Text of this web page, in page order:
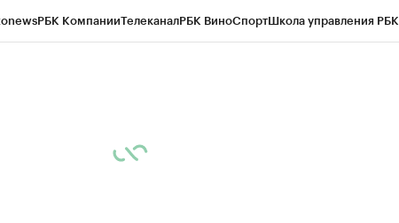
РБК КомпанииТелеканалРБК ВиноСпортШкола управления РБК